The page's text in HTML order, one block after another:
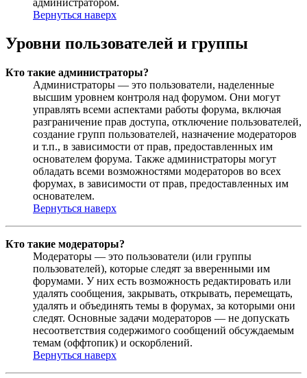
Вернуться наверх
Уровни пользователей и группы
Кто такие администраторы?
Администраторы — это пользователи, наделенные
высшим уровнем контроля над форумом. Они могут
управлять всеми аспектами работы форума, включая
разграничение прав доступа, отключение пользователей,
создание групп пользователей, назначение модераторов
и т.п., в зависимости от прав, предоставленных им
основателем форума. Также администраторы могут
обладать всеми возможностями модераторов во всех
форумах, в зависимости от прав, предоставленных им
основателем.
Вернуться наверх
Кто такие модераторы?
Модераторы — это пользователи (или группы
пользователей), которые следят за вверенными им
форумами. У них есть возможность редактировать или
удалять сообщения, закрывать, открывать, перемещать,
удалять и объединять темы в форумах, за которыми они
следят. Основные задачи модераторов — не допускать
несоответствия содержимого сообщений обсуждаемым
темам (оффтопик) и оскорблений.
Вернуться наверх